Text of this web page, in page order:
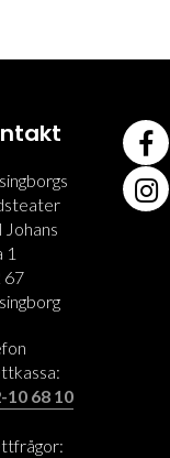
Johans
1
67
10 68 10